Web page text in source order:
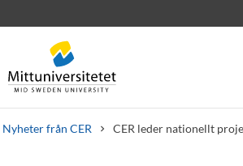
Nyheter från CER CER leder nationellt